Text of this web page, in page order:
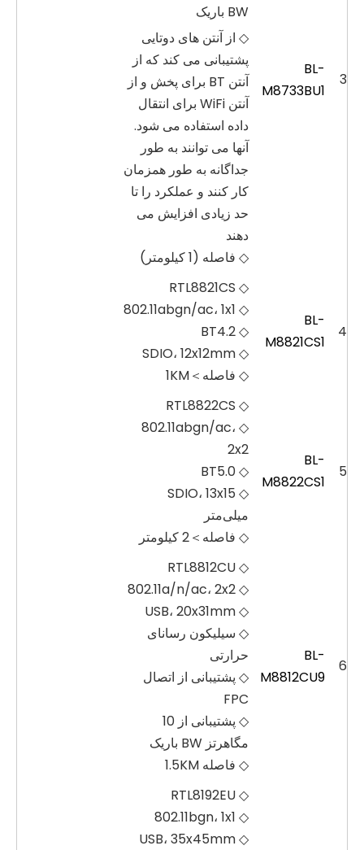
3
BL-
M8733BU1
BW باریک
◇ از آنتن های دوتایی
پشتیبانی می کند که از
آنتن BT برای پخش و از
آنتن WiFi برای انتقال
داده استفاده می شود.
آنها می توانند به طور
جداگانه به طور همزمان
کار کنند و عملکرد را تا
حد زیادی افزایش می
دهند
◇ فاصله (1 کیلومتر)
4
BL-
M8821CS1
◇ RTL8821CS
◇ 802.11abgn/ac، 1x1
◇ BT4.2
◇ SDIO، 12x12mm
◇ فاصله＞1KM
5
BL-
M8822CS1
◇ RTL8822CS
◇ 802.11abgn/ac،
2x2
◇ BT5.0
◇ SDIO، 13x15
میلی‌متر
◇ فاصله＞2 کیلومتر
6
BL-
M8812CU9
◇ RTL8812CU
◇ 802.11a/n/ac، 2x2
◇ USB، 20x31mm
◇ سیلیکون رسانای
حرارتی
◇ پشتیبانی از اتصال
FPC
◇ پشتیبانی از 10
مگاهرتز BW باریک
◇ فاصله 1.5KM
◇ RTL8192EU
◇ 802.11bgn، 1x1
◇ USB، 35x45mm